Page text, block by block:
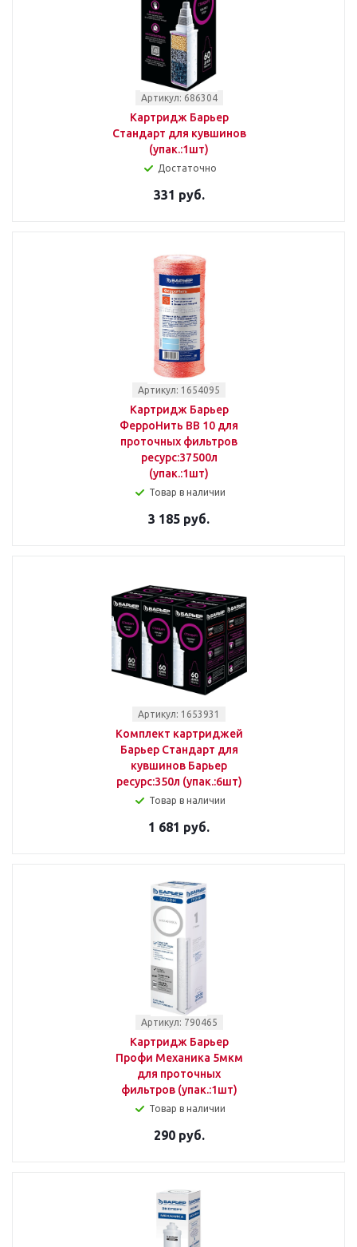
Артикул: 686304
Картридж Барьер
Стандарт для кувшинов
(упак.:1шт)
Достаточно
331 руб.
Артикул: 1654095
Картридж Барьер
ФерроНить BB 10 для
проточных фильтров
ресурс:37500л
(упак.:1шт)
Товар в наличии
3 185 руб.
Артикул: 1653931
Комплект картриджей
Барьер Стандарт для
кувшинов Барьер
ресурс:350л (упак.:6шт)
Товар в наличии
1 681 руб.
Артикул: 790465
Картридж Барьер
Профи Механика 5мкм
для проточных
фильтров (упак.:1шт)
Товар в наличии
290 руб.